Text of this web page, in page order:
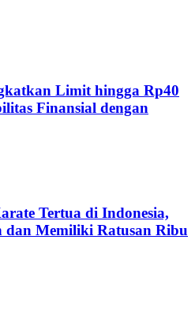
Limit hingga Rp40
Finansial dengan
Tertua di Indonesia,
dan Memiliki Ratusan Ribu